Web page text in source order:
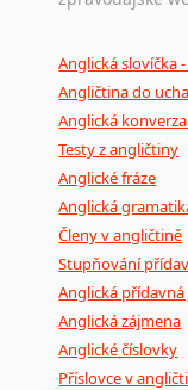
Anglická slovíčka
Angličtina do
Anglická
Testy z angličtiny
Anglické fráze
Anglická
Členy v angličtině
Stupňování
Anglická
Anglická zájmena
Anglické číslovky
Příslovce v